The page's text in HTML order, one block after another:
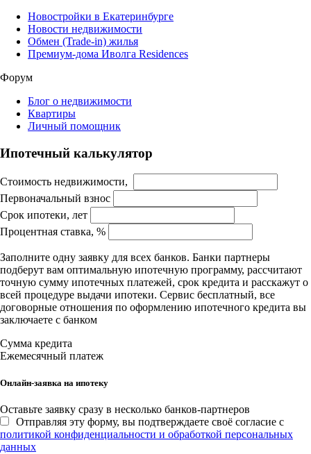
Новостройки в Екатеринбурге
Новости недвижимости
Обмен (Trade-in) жилья
Премиум-дома Иволга Residences
Форум
Блог о недвижимости
Квартиры
Личный помощник
Ипотечный калькулятор
Стоимость недвижимости,
Первоначальный взнос
Срок ипотеки, лет
Процентная ставка, %
Заполните одну заявку для всех банков. Банки партнеры
подберут вам оптимальную ипотечную программу, рассчитают
точную сумму ипотечных платежей, срок кредита и расскажут о
всей процедуре выдачи ипотеки. Сервис бесплатный, все
договорные отношения по оформлению ипотечного кредита вы
заключаете с банком
Сумма кредита
Ежемесячный платеж
Онлайн-заявка на ипотеку
Оставьте заявку сразу в несколько банков-партнеров
Отправляя эту форму, вы подтверждаете своё согласие с
политикой конфиденциальности и обработкой персональных
данных